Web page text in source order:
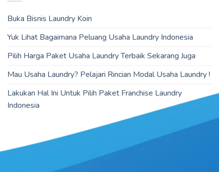
Buka Bisnis Laundry Koin
Yuk Lihat Bagaimana Peluang Usaha Laundry Indonesia
Pilih Harga Paket Usaha Laundry Terbaik Sekarang Juga
Mau Usaha Laundry? Pelajari Rincian Modal Usaha Laundry !
Lakukan Hal Ini Untuk Pilih Paket Franchise Laundry
Indonesia